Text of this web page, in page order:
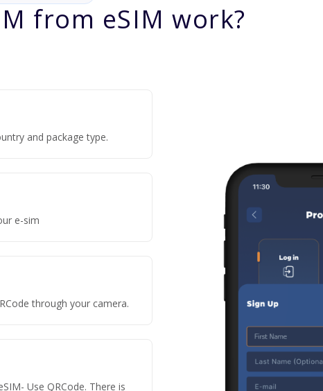
from eSIM work?
and package type.
e-sim
through your camera.
Use QRCode. There is